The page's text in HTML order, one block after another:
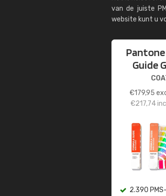
van de juiste
website kunt u
Guide
€179,95
€217,74
2.390